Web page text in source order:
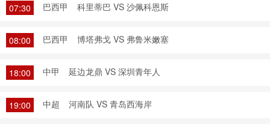
07:30 巴西甲 科里蒂巴 VS 沙佩科恩斯
08:00 巴西甲 博塔弗戈 VS 弗鲁米嫩塞
18:00 中甲 延边龙鼎 VS 深圳青年人
19:00 中超 河南队 VS 青岛西海岸